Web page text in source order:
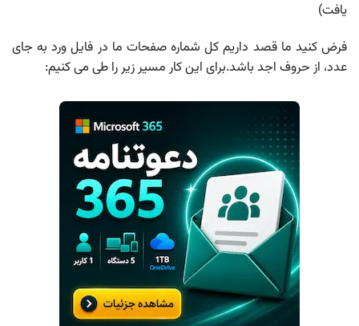
یافت)
فرض کنید ما قصد داریم کل شماره صفحات ما در فایل ورد به جای
عدد، از حروف اجد باشد.برای این کار مسیر زیر را طی می کنیم: